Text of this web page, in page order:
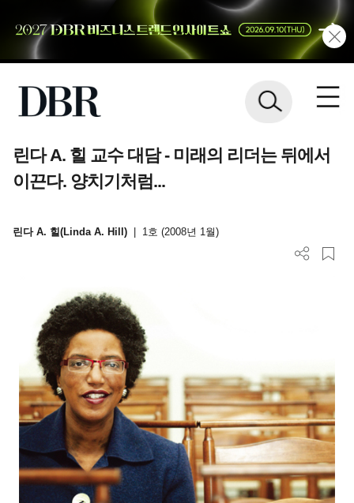
린다 A. 힐 교수 대담 - 미래의 리더는 뒤에서
이끈다. 양치기처럼...
린다 A. 힐(Linda A. Hill) 1호 (2008년 1월)